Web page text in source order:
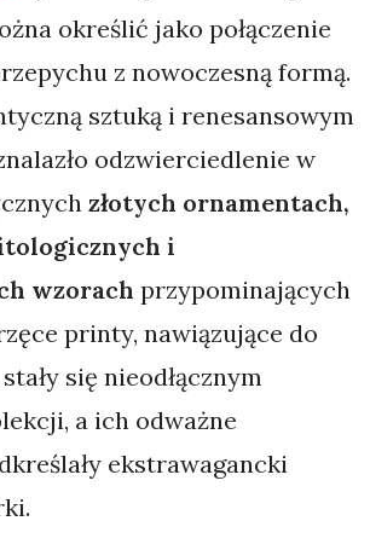
określić jako połączenie
z nowoczesną formą.
sztuką i renesansowym
odzwierciedlenie w
złotych ornamentach,
i
wzorach przypominających
printy, nawiązujące do
się nieodłącznym
a ich odważne
ekstrawagancki